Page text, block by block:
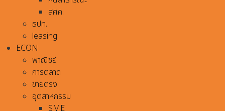
สศค.
ธปท.
leasing
ECON
พาณิชย์
การตลาด
ขายตรง
อุตสาหกรรม
SME